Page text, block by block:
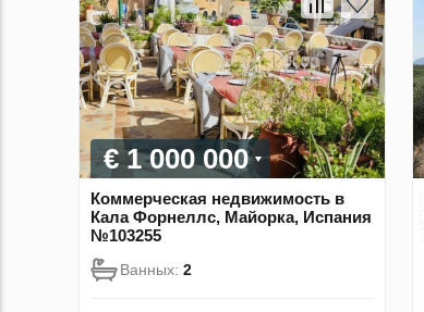
€ 1 000 000
Коммерческая недвижимость в
Кала Форнеллс, Майорка, Испания
№103255
Ванных: 2